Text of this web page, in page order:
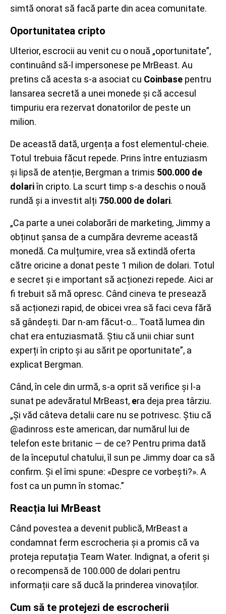
simtă onorat să facă parte din acea comunitate.
Oportunitatea cripto
Ulterior, escrocii au venit cu o nouă „oportunitate”,
continuând să-l impersonese pe MrBeast. Au
pretins că acesta s-a asociat cu Coinbase pentru
lansarea secretă a unei monede și că accesul
timpuriu era rezervat donatorilor de peste un
milion.
De această dată, urgența a fost elementul-cheie.
Totul trebuia făcut repede. Prins între entuziasm
și lipsă de atenție, Bergman a trimis 500.000 de
dolariîn cripto. La scurt timp s-a deschis o nouă
rundă și a investit alți 750.000 de dolari.
„Ca parte a unei colaborări de marketing, Jimmy a
obținut șansa de a cumpăra devreme această
monedă. Ca mulțumire, vrea să extindă oferta
către oricine a donat peste 1 milion de dolari. Totul
e secret și e important să acționezi repede. Aici ar
fi trebuit să mă opresc. Când cineva te presează
să acționezi rapid, de obicei vrea să faci ceva fără
să gândești. Dar n-am făcut-o… Toată lumea din
chat era entuziasmată. Știu că unii chiar sunt
experți în cripto și au sărit pe oportunitate”, a
explicat Bergman.
Când, în cele din urmă, s-a oprit să verifice și l-a
sunat pe adevăratul MrBeast, era deja prea târziu.
„Și văd câteva detalii care nu se potrivesc. Știu că
@adinross este american, dar numărul lui de
telefon este britanic — de ce? Pentru prima dată
de la începutul chatului, îl sun pe Jimmy doar ca să
confirm. Și el îmi spune: «Despre ce vorbești?». A
fost ca un pumn în stomac.”
Reacția lui MrBeast
Când povestea a devenit publică, MrBeast a
condamnat ferm escrocheria și a promis că va
proteja reputația Team Water. Indignat, a oferit și
o recompensă de 100.000 de dolari pentru
informații care să ducă la prinderea vinovaților.
Cum să te protejezi de escrocherii